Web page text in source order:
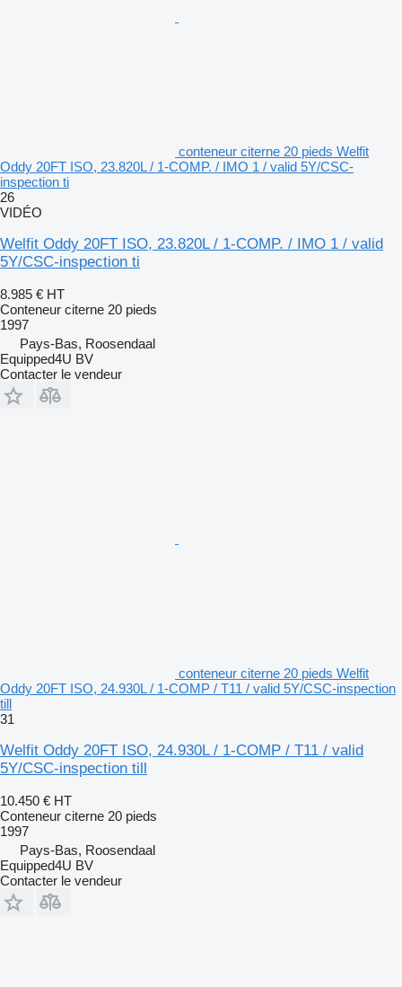
conteneur citerne 20 pieds Welfit
Oddy 20FT ISO, 23.820L / 1-COMP. / IMO 1 / valid 5Y/CSC-
inspection ti
26
VIDÉO
Welfit Oddy 20FT ISO, 23.820L / 1-COMP. / IMO 1 / valid
5Y/CSC-inspection ti
8.985 € HT
Conteneur citerne 20 pieds
1997
Pays-Bas, Roosendaal
Equipped4U BV
Contacter le vendeur
conteneur citerne 20 pieds Welfit
Oddy 20FT ISO, 24.930L / 1-COMP / T11 / valid 5Y/CSC-inspection
till
31
Welfit Oddy 20FT ISO, 24.930L / 1-COMP / T11 / valid
5Y/CSC-inspection till
10.450 € HT
Conteneur citerne 20 pieds
1997
Pays-Bas, Roosendaal
Equipped4U BV
Contacter le vendeur